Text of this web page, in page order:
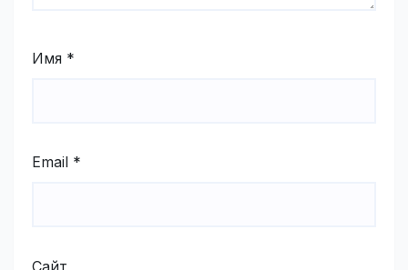
Имя *
Email *
Сайт